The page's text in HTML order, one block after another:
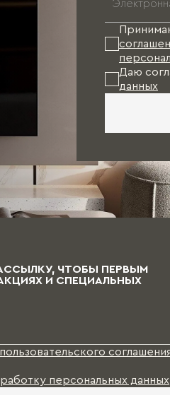
Даю
данных
ЧТОБЫ ПЕРВЫМ
И СПЕЦИАЛЬНЫХ
пользовательского
персональных данных